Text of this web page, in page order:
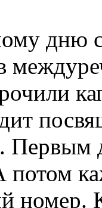
дню
Первым
потом
номер.